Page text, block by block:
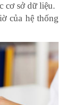
cơ sở dữ liệu.
của hệ thống